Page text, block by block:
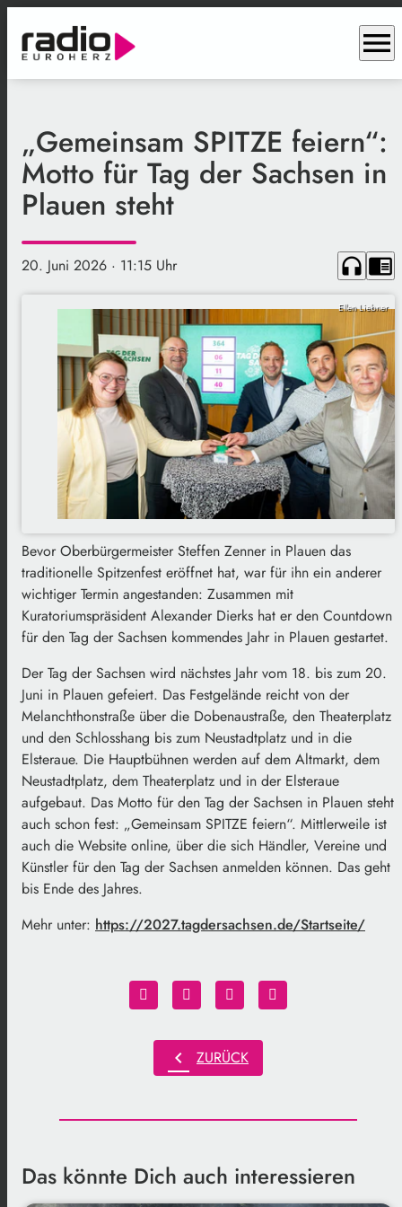
menu
„Gemeinsam SPITZE feiern“:
Motto für Tag der Sachsen in
Plauen steht
20. Juni 2026 · 11:15 Uhr headphones chrome_reader_mode
Ellen Liebner
Bevor Oberbürgermeister Steffen Zenner in Plauen das
traditionelle Spitzenfest eröffnet hat, war für ihn ein anderer
wichtiger Termin angestanden: Zusammen mit
Kuratoriumspräsident Alexander Dierks hat er den Countdown
für den Tag der Sachsen kommendes Jahr in Plauen gestartet.
Der Tag der Sachsen wird nächstes Jahr vom 18. bis zum 20.
Juni in Plauen gefeiert. Das Festgelände reicht von der
Melanchthonstraße über die Dobenaustraße, den Theaterplatz
und den Schlosshang bis zum Neustadtplatz und in die
Elsteraue. Die Hauptbühnen werden auf dem Altmarkt, dem
Neustadtplatz, dem Theaterplatz und in der Elsteraue
aufgebaut. Das Motto für den Tag der Sachsen in Plauen steht
auch schon fest: „Gemeinsam SPITZE feiern“. Mittlerweile ist
auch die Website online, über die sich Händler, Vereine und
Künstler für den Tag der Sachsen anmelden können. Das geht
bis Ende des Jahres.
Mehr unter: https://2027.tagdersachsen.de/Startseite/
chevron_left ZURÜCK
Das könnte Dich auch interessieren